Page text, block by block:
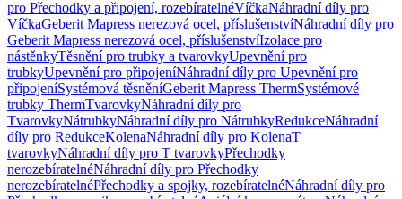
pro Přechodky a připojení, rozebíratelnéVíčkaNáhradní díly pro
VíčkaGeberit Mapress nerezová ocel, příslušenstvíNáhradní díly pro
Geberit Mapress nerezová ocel, příslušenstvíIzolace pro
nástěnkyTěsnění pro trubky a tvarovkyUpevnění pro
trubkyUpevnění pro připojeníNáhradní díly pro Upevnění pro
připojeníSystémová těsněníGeberit Mapress ThermSystémové
trubky ThermTvarovkyNáhradní díly pro
TvarovkyNátrubkyNáhradní díly pro NátrubkyRedukceNáhradní
díly pro RedukceKolenaNáhradní díly pro KolenaT
tvarovkyNáhradní díly pro T tvarovkyPřechodky
nerozebíratelnéNáhradní díly pro Přechodky
nerozebíratelnéPřechodky a spojky, rozebíratelnéNáhradní díly pro